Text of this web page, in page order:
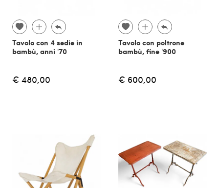
Tavolo con 4 sedie in
bambù, anni '70
€ 480,00
Tavolo con poltrone
bambù, fine '900
€ 600,00